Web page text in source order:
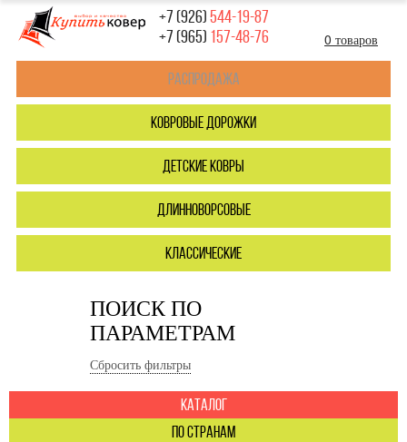
ПОИСК ПО
ПАРАМЕТРАМ
Сбросить фильтры
+7 (926)544-19-87
+7 (965) 157-48-76 0 товаров
Распродажа
ковровые дорожки
детские ковры
длинноворсовые
классические
каталог
по странам